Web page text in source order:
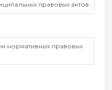
правовых актов
нормативных правовых